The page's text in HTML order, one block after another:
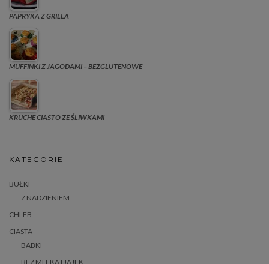
PAPRYKA Z GRILLA
MUFFINKI Z JAGODAMI – BEZGLUTENOWE
KRUCHE CIASTO ZE ŚLIWKAMI
KATEGORIE
BUŁKI
Z NADZIENIEM
CHLEB
CIASTA
BABKI
BEZ MLEKA I JAJEK